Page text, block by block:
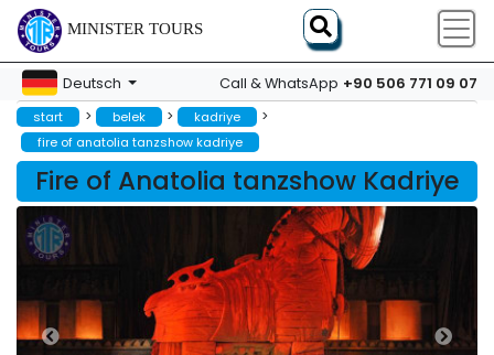
MINISTER TOURS
Deutsch Call & WhatsApp +90 506 771 09 07
start > belek > kadriye >
fire of anatolia tanzshow kadriye
Fire of Anatolia tanzshow Kadriye